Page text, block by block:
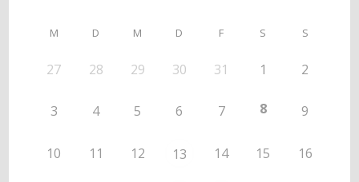
M D M D F S S
27 28 29 30 31 1 2
3 4 5 6 7 8 9
10 11 12 13 14 15 16